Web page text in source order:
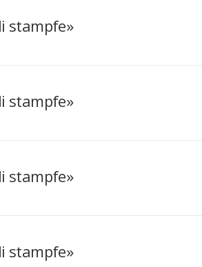
stampfe»
stampfe»
stampfe»
stampfe»